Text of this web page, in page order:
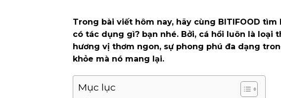
Trong bài viết hôm nay, hãy cùng BITIFOOD tìm
có tác dụng gì? bạn nhé. Bởi, cá hồi luôn là loại
hương vị thơm ngon, sự phong phú đa dạng
khỏe mà nó mang lại.
Mục lục